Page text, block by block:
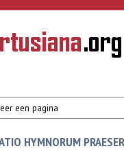
inhoud gaan
HYMNORUM